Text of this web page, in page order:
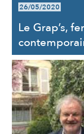
26/05/2020
Le Grap’s,